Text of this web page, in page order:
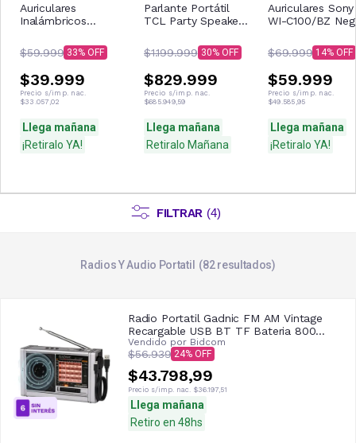
Auriculares
Inalámbricos
Negro
$59.999 33
$39.999
Precio s/imp. nac.
$33.057,02
Llega mañana
¡Retiralo YA!
Parlante Portátil
TCL Party Speaker
$1.199.999 30
$829.999
Precio s/imp. nac.
$685.949,59
Llega mañana
Retiralo Mañana
Auriculares Sony
WI-C100/BZ
$69.999 14
$59.999
Precio s/imp. nac.
$49.585,95
Llega mañana
¡Retiralo YA!
FILTRAR (4)
Radios Y Audio Portatil 82resultados
Radio Portatil Gadnic FM AM Vintage
Recargable USB BT TF Bateria 800
mAh Altavoz 3 W
Vendido por Bidcom
$56.939 24
$43.798,99
Precio s/imp. nac. $36.197,51
Llega mañana
Retiro en 48hs